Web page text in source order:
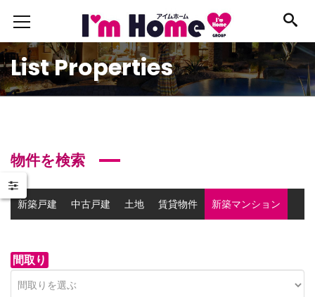
List Properties
物件を検索
新築戸建 中古戸建 土地 賃貸物件 新築マンション
間取り